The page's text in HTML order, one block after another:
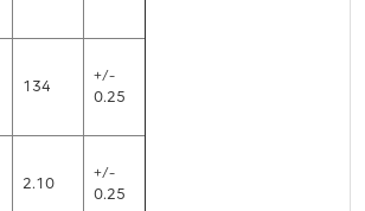
134
+/-
0.25
2.10
+/-
0.25